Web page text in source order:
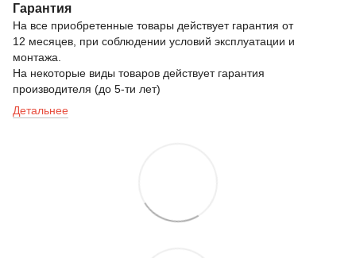
Гарантия
На все приобретенные товары действует гарантия от
12 месяцев, при соблюдении условий эксплуатации и
монтажа.
На некоторые виды товаров действует гарантия
производителя (до 5-ти лет)
Детальнее